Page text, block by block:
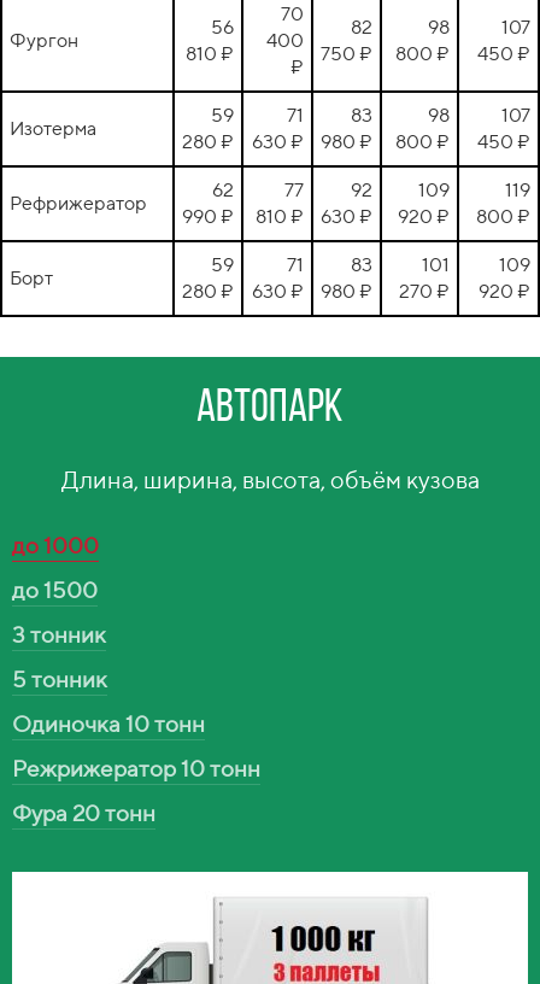
Фургон
56
810 ₽
70
400
₽
82
750 ₽
98
800 ₽
107
450 ₽
Изотерма
59
280 ₽
71
630 ₽
83
980 ₽
98
800 ₽
107
450 ₽
Рефрижератор
62
990 ₽
77
810 ₽
92
630 ₽
109
920 ₽
119
800 ₽
Борт
59
280 ₽
71
630 ₽
83
980 ₽
101
270 ₽
109
920 ₽
Автопарк
Длина, ширина, высота, объём кузова
до 1000
до 1500
3 тонник
5 тонник
Одиночка 10 тонн
Режрижератор 10 тонн
Фура 20 тонн